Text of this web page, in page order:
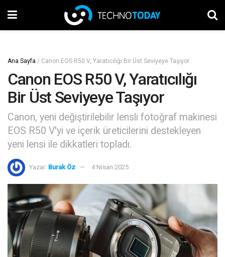
Ana Sayfa / Canon EOS R50 V, Yaratıcılığı Bir Üst Seviyeye Taşıyor
Canon EOS R50 V, Yaratıcılığı
Bir Üst Seviyeye Taşıyor
Canon, yeni değiştirilebilir lensli fotoğraf makinesi
EOS R50 V'yi ve içerik üreticilerini destekleyen
yeni lensi ile dikkatleri topladı.
Yazar: Burak Öz 4 Nisan 2025